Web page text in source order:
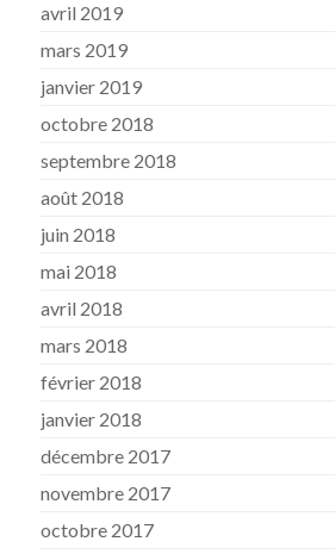
avril 2019
mars 2019
janvier 2019
octobre 2018
septembre 2018
août 2018
juin 2018
mai 2018
avril 2018
mars 2018
février 2018
janvier 2018
décembre 2017
novembre 2017
octobre 2017